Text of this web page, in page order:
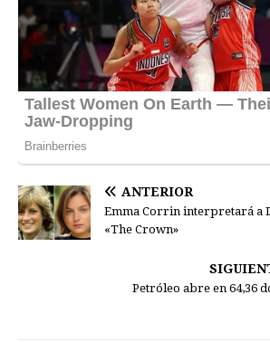
ANTERIOR
Emma Corrin interpretará a
«The Crown»
Petróleo abre en 64,36